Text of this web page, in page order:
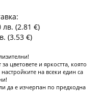
лв. (2.81 €)
(3.53 €)
цветовете и яркостта, която
на всеки един са
да е изчерпан по предходна